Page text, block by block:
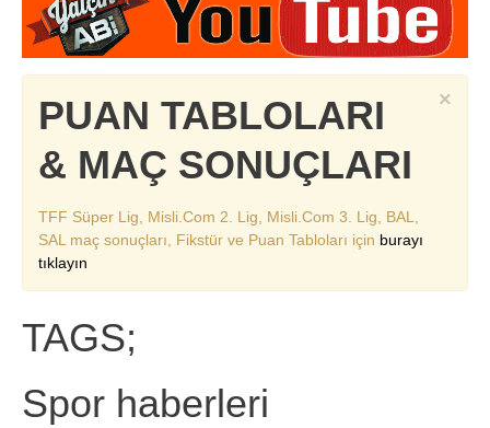
×
PUAN TABLOLARI
& MAÇ SONUÇLARI
TFF Süper Lig, Misli.Com 2. Lig, Misli.Com 3. Lig, BAL,
SAL maç sonuçları, Fikstür ve Puan Tabloları için burayı
tıklayın
TAGS;
Spor haberleri